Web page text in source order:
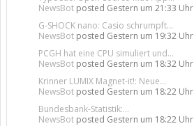
NewsBot posted Gestern um 21:33 Uhr
G-SHOCK nano: Casio schrumpft...
NewsBot posted Gestern um 19:32 Uhr
PCGH hat eine CPU simuliert und...
NewsBot posted Gestern um 18:32 Uhr
Krinner LUMIX Magnet-it!: Neue...
NewsBot posted Gestern um 18:22 Uhr
Bundesbank-Statistik:...
NewsBot posted Gestern um 18:22 Uhr